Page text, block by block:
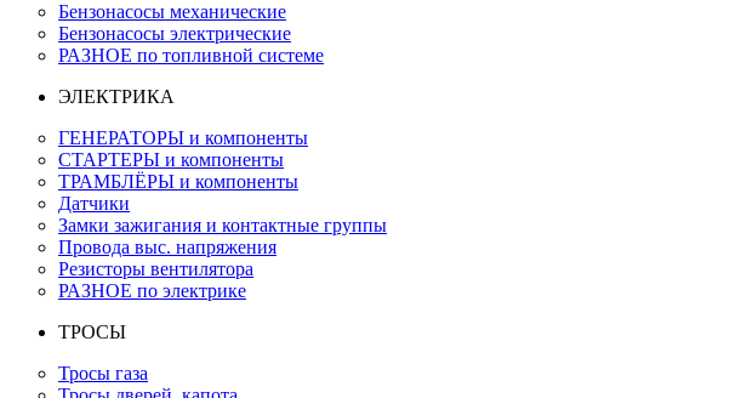
Бензонасосы механические
Бензонасосы электрические
РАЗНОЕ по топливной системе
ЭЛЕКТРИКА
ГЕНЕРАТОРЫ и компоненты
СТАРТЕРЫ и компоненты
ТРАМБЛЁРЫ и компоненты
Датчики
Замки зажигания и контактные группы
Провода выс. напряжения
Резисторы вентилятора
РАЗНОЕ по электрике
ТРОСЫ
Тросы газа